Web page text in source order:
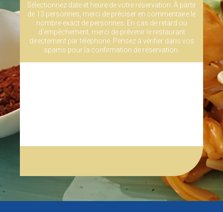
Sélectionnez date et heure de votre réservation. À partir
de 13 personnes, merci de préciser en commentaire le
nombre exact de personnes. En cas de retard ou
d’empêchement, merci de prévenir le restaurant
directement par téléphone. Pensez à vérifier dans vos
spams pour la confirmation de réservation.